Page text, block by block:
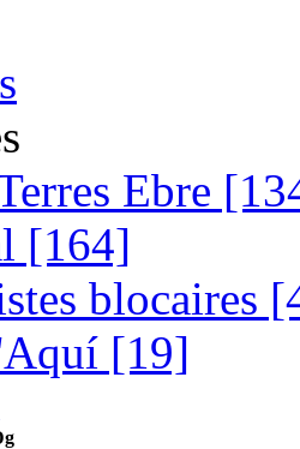
Ebre
[164]
blocaires
[19]